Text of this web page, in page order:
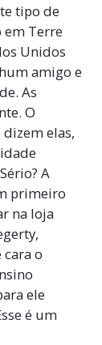
tipo de
em Terre
Unidos
amigo e
As
O
dizem elas,
A
primeiro
na loja
o
ele
é um